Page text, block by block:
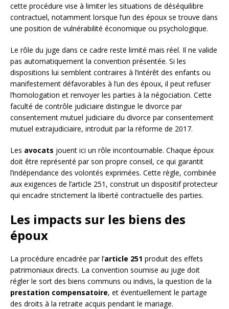
cette procédure vise à limiter les situations de déséquilibre
contractuel, notamment lorsque l’un des époux se trouve dans
une position de vulnérabilité économique ou psychologique.
Le rôle du juge dans ce cadre reste limité mais réel. Il ne valide
pas automatiquement la convention présentée. Si les
dispositions lui semblent contraires à l’intérêt des enfants ou
manifestement défavorables à l’un des époux, il peut refuser
l’homologation et renvoyer les parties à la négociation. Cette
faculté de contrôle judiciaire distingue le divorce par
consentement mutuel judiciaire du divorce par consentement
mutuel extrajudiciaire, introduit par la réforme de 2017.
Les avocats jouent ici un rôle incontournable. Chaque époux
doit être représenté par son propre conseil, ce qui garantit
l’indépendance des volontés exprimées. Cette règle, combinée
aux exigences de l’article 251, construit un dispositif protecteur
qui encadre strictement la liberté contractuelle des parties.
Les impacts sur les biens des
époux
La procédure encadrée par l’article 251 produit des effets
patrimoniaux directs. La convention soumise au juge doit
régler le sort des biens communs ou indivis, la question de la
prestation compensatoire, et éventuellement le partage
des droits à la retraite acquis pendant le mariage.